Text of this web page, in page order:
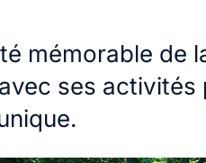
mémorable de
ses